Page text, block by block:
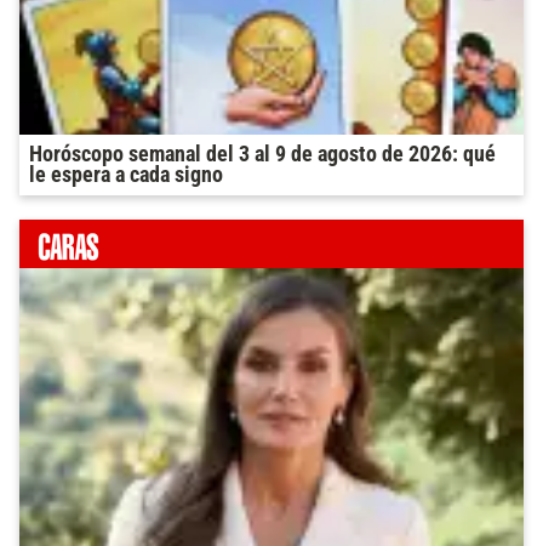
Horóscopo semanal del 3 al 9 de agosto de 2026: qué
le espera a cada signo